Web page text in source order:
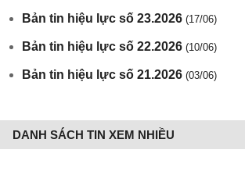
Bản tin hiệu lực số 23.2026 (17/06)
Bản tin hiệu lực số 22.2026 (10/06)
Bản tin hiệu lực số 21.2026 (03/06)
DANH SÁCH TIN XEM NHIỀU